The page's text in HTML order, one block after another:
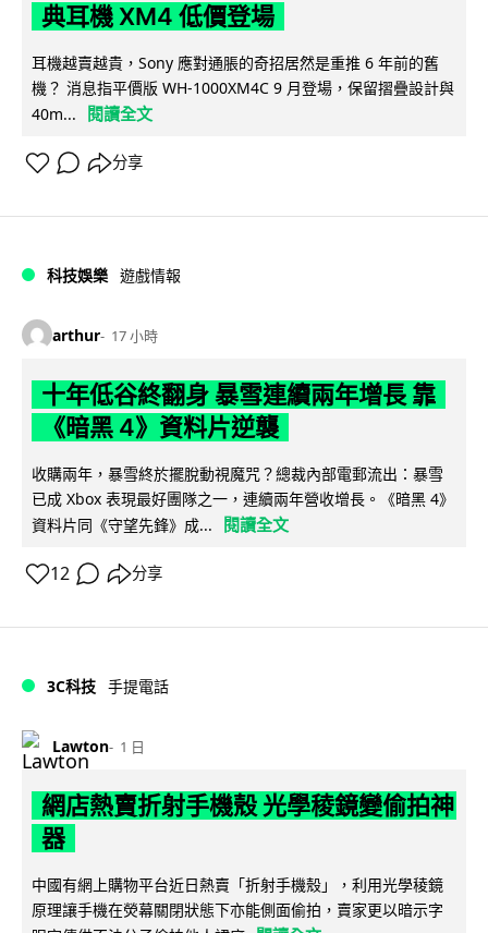
典耳機 XM4 低價登場
耳機越賣越貴，Sony 應對通脹的奇招居然是重推 6 年前的舊
機？ 消息指平價版 WH-1000XM4C 9 月登場，保留摺疊設計與
40m...
閱讀全文
分享
科技娛樂 遊戲情報
arthur 17 小時
十年低谷終翻身 暴雪連續兩年增長 靠
《暗黑 4》資料片逆襲
收購兩年，暴雪終於擺脫動視魔咒？總裁內部電郵流出：暴雪
已成 Xbox 表現最好團隊之一，連續兩年營收增長。《暗黑 4》
資料片同《守望先鋒》成...
閱讀全文
12 分享
3C科技 手提電話
Lawton 1 日
網店熱賣折射手機殼 光學稜鏡變偷拍神
器
中國有網上購物平台近日熱賣「折射手機殼」，利用光學稜鏡
原理讓手機在熒幕關閉狀態下亦能側面偷拍，賣家更以暗示字